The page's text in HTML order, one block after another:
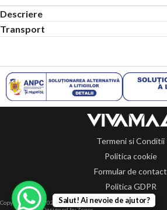
Descriere
Transport
Termeni si Conditii
Politica cookie
Formular de contact
Politica GDPR
Copyright 2014-2024 © Toate drepturile rezervate.
Salut! Ai nevoie de ajutor?